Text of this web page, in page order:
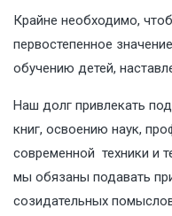
Крайне необходимо,
первостепенное
обучению детей,
Наш долг привлекать
книг, освоению наук,
современной техники и
мы обязаны подавать
созидательных